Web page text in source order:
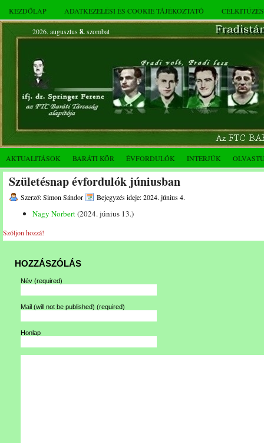
KEZDŐLAP ADATKEZELÉSI ÉS COOKIE TÁJÉKOZTATÓ
2026. augusztus 8.szombat
AKTUALITÁSOK BARÁTI KÖR ÉVFORDULÓK INTERJÚK
Születésnap évfordulók júniusban
Szerző: Simon Sándor Bejegyzés ideje: 2024. június 4.
Nagy Norbert(2024. június 13.)
Szóljon hozzá!
HOZZÁSZÓLÁS
Név (required)
Mail (will not be published) (required)
Honlap